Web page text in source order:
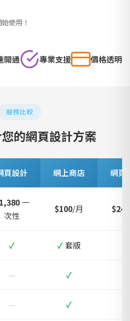
使用！
開通 專業支援 價格透明
服務比較
的網頁設計方案
頁設計 網上商店 網頁
一
次性
$100/月 $240
✓ ✓套版
— ✓
— ✓